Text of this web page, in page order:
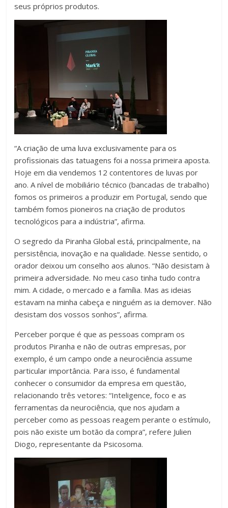
seus próprios produtos.
“A criação de uma luva exclusivamente para os
profissionais das tatuagens foi a nossa primeira aposta.
Hoje em dia vendemos 12 contentores de luvas por
ano. A nível de mobiliário técnico (bancadas de trabalho)
fomos os primeiros a produzir em Portugal, sendo que
também fomos pioneiros na criação de produtos
tecnológicos para a indústria”, afirma.
O segredo da Piranha Global está, principalmente, na
persistência, inovação e na qualidade. Nesse sentido, o
orador deixou um conselho aos alunos. “Não desistam à
primeira adversidade. No meu caso tinha tudo contra
mim. A cidade, o mercado e a família. Mas as ideias
estavam na minha cabeça e ninguém as ia demover. Não
desistam dos vossos sonhos”, afirma.
Perceber porque é que as pessoas compram os
produtos Piranha e não de outras empresas, por
exemplo, é um campo onde a neurociência assume
particular importância. Para isso, é fundamental
conhecer o consumidor da empresa em questão,
relacionando três vetores: “Inteligence, foco e as
ferramentas da neurociência, que nos ajudam a
perceber como as pessoas reagem perante o estímulo,
pois não existe um botão da compra”, refere Julien
Diogo, representante da Psicosoma.